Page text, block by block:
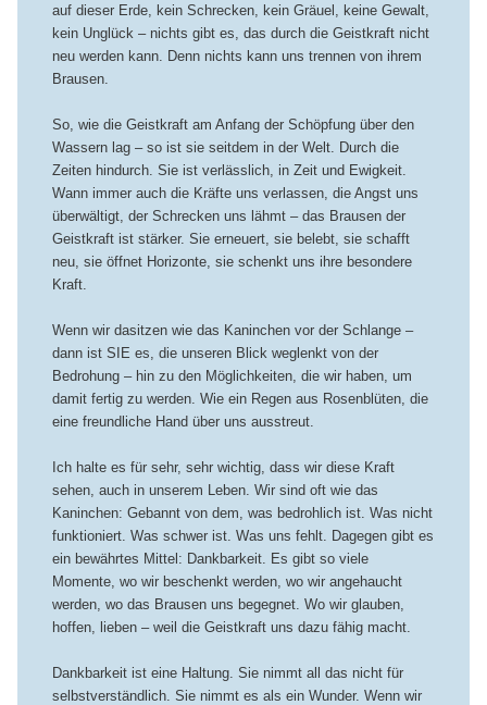
auf dieser Erde, kein Schrecken, kein Gräuel, keine Gewalt,
kein Unglück – nichts gibt es, das durch die Geistkraft nicht
neu werden kann. Denn nichts kann uns trennen von ihrem
Brausen.
So, wie die Geistkraft am Anfang der Schöpfung über den
Wassern lag – so ist sie seitdem in der Welt. Durch die
Zeiten hindurch. Sie ist verlässlich, in Zeit und Ewigkeit.
Wann immer auch die Kräfte uns verlassen, die Angst uns
überwältigt, der Schrecken uns lähmt – das Brausen der
Geistkraft ist stärker. Sie erneuert, sie belebt, sie schafft
neu, sie öffnet Horizonte, sie schenkt uns ihre besondere
Kraft.
Wenn wir dasitzen wie das Kaninchen vor der Schlange –
dann ist SIE es, die unseren Blick weglenkt von der
Bedrohung – hin zu den Möglichkeiten, die wir haben, um
damit fertig zu werden. Wie ein Regen aus Rosenblüten, die
eine freundliche Hand über uns ausstreut.
Ich halte es für sehr, sehr wichtig, dass wir diese Kraft
sehen, auch in unserem Leben. Wir sind oft wie das
Kaninchen: Gebannt von dem, was bedrohlich ist. Was nicht
funktioniert. Was schwer ist. Was uns fehlt. Dagegen gibt es
ein bewährtes Mittel: Dankbarkeit. Es gibt so viele
Momente, wo wir beschenkt werden, wo wir angehaucht
werden, wo das Brausen uns begegnet. Wo wir glauben,
hoffen, lieben – weil die Geistkraft uns dazu fähig macht.
Dankbarkeit ist eine Haltung. Sie nimmt all das nicht für
selbstverständlich. Sie nimmt es als ein Wunder. Wenn wir